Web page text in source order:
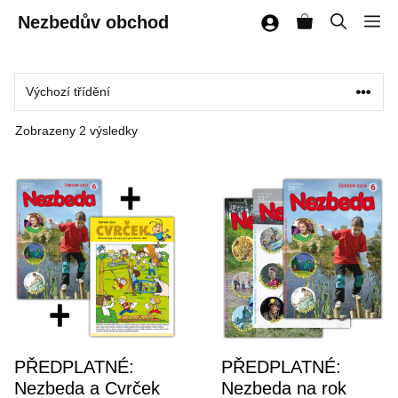
Přeskočit
Nezbedův obchod
Zobrazeny 2 výsledky
PŘEDPLATNÉ:
Nezbeda a Cvrček
Tento
produkt
má
více
variant.
Možnosti
vybrat
PŘEDPLATNÉ:
Nezbeda na rok
Tento
produkt
má
více
variant.
Možnosti
vybrat